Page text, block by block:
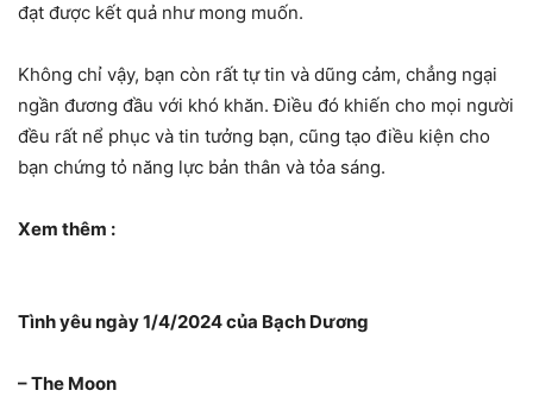
đạt được kết quả như mong muốn.
Không chỉ vậy, bạn còn rất tự tin và dũng cảm, chẳng ngại
ngần đương đầu với khó khăn. Điều đó khiến cho mọi người
đều rất nể phục và tin tưởng bạn, cũng tạo điều kiện cho
bạn chứng tỏ năng lực bản thân và tỏa sáng.
Xem thêm :
Tình yêu ngày 1/4/2024 của Bạch Dương
– The Moon